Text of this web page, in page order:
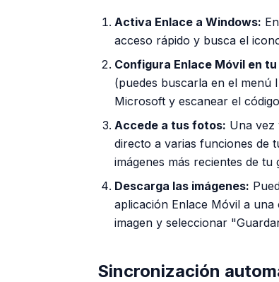
Activa Enlace a Windows:
acceso rápido y busca el
Configura Enlace Móvil en tu
(puedes buscarla en el menú
Microsoft y escanear el
Accede a tus fotos: Una vez
directo a varias funciones de
imágenes más recientes de tu
Descarga las imágenes:
aplicación Enlace Móvil a
imagen y seleccionar
Sincronización